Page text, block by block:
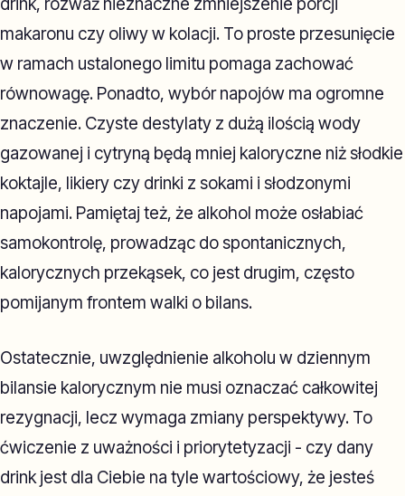
makaronu czy oliwy w kolacji. To proste przesunięcie
w ramach ustalonego limitu pomaga zachować
równowagę. Ponadto, wybór napojów ma ogromne
znaczenie. Czyste destylaty z dużą ilością wody
gazowanej i cytryną będą mniej kaloryczne niż słodkie
koktajle, likiery czy drinki z sokami i słodzonymi
napojami. Pamiętaj też, że alkohol może osłabiać
samokontrolę, prowadząc do spontanicznych,
kalorycznych przekąsek, co jest drugim, często
pomijanym frontem walki o bilans.
Ostatecznie, uwzględnienie alkoholu w dziennym
bilansie kalorycznym nie musi oznaczać całkowitej
rezygnacji, lecz wymaga zmiany perspektywy. To
ćwiczenie z uważności i priorytetyzacji - czy dany
drink jest dla Ciebie na tyle wartościowy, że jesteś